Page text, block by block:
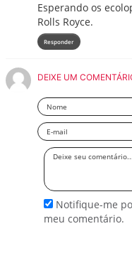
Esperando os
Rolls Royce.
Responder
DEIXE UM
Nome
Email
Deixe
Notifique-me
meu comentário.